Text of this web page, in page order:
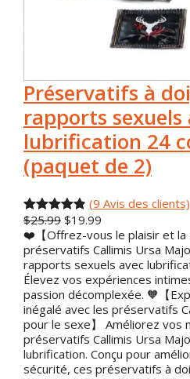
Préservatifs à
rapports sexuels
lubrification 24
(paquet de 2)
Noté4.89
de 5 basé
sur
9
évaluation
s des
clients
(9 Avis des clients)
$25.99 L
e
p
r
i
x
d
'
o
r
i
$19.99
e
p
r
i
x
a
c
t
u
e
❤️【Offrez-vous le plaisir et la
préservatifs Callimis Ursa
rapports sexuels avec
Élevez vos expériences
passion décomplexée. 🧡【
inégalé avec les préservatifs
pour le sexe】 Améliorez vos
préservatifs Callimis Ursa
lubrification. Conçu pour
sécurité, ces préservatifs à